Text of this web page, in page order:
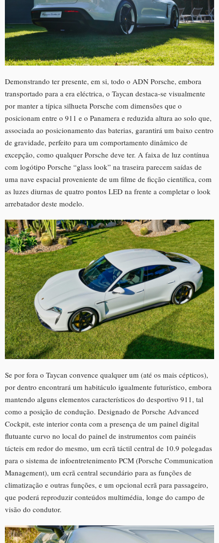
Demonstrando ter presente, em si, todo o ADN Porsche, embora
transportado para a era eléctrica, o Taycan destaca-se visualmente
por manter a típica silhueta Porsche com dimensões que o
posicionam entre o 911 e o Panamera e reduzida altura ao solo que,
associada ao posicionamento das baterias, garantirá um baixo centro
de gravidade, perfeito para um comportamento dinâmico de
excepção, como qualquer Porsche deve ter. A faixa de luz contínua
com logótipo Porsche “glass look” na traseira parecem saídas de
uma nave espacial proveniente de um filme de ficção científica, com
as luzes diurnas de quatro pontos LED na frente a completar o look
arrebatador deste modelo.
Se por fora o Taycan convence qualquer um (até os mais cépticos),
por dentro encontrará um habitáculo igualmente futurístico, embora
mantendo alguns elementos característicos do desportivo 911, tal
como a posição de condução. Designado de Porsche Advanced
Cockpit, este interior conta com a presença de um painel digital
flutuante curvo no local do painel de instrumentos com painéis
tácteis em redor do mesmo, um ecrã táctil central de 10.9 polegadas
para o sistema de infoentretenimento PCM (Porsche Communication
Management), um ecrã central secundário para as funções de
climatização e outras funções, e um opcional ecrã para passageiro,
que poderá reproduzir conteúdos multimédia, longe do campo de
visão do condutor.